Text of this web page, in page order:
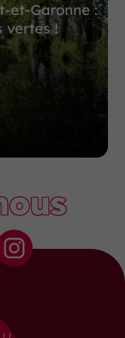
et-Garonne :
vertes !